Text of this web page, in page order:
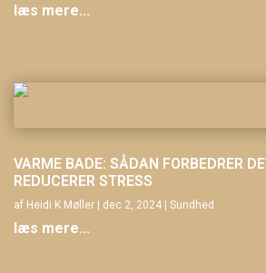
læs mere...
VARME BADE: SÅDAN FORBEDRER
REDUCERER STRESS
af Heidi K Møller dec 2, 2024 Sundhed
læs mere...